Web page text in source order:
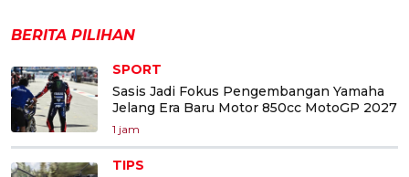
BERITA PILIHAN
SPORT
Sasis Jadi Fokus Pengembangan Yamaha
Jelang Era Baru Motor 850cc MotoGP 2027
1 jam
TIPS